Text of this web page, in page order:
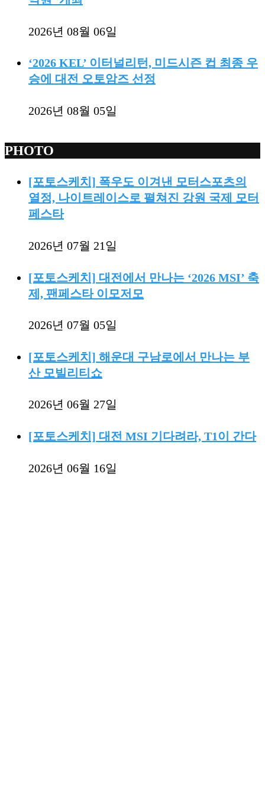
2026년 08월 06일
‘2026 KEL’ 이터널리턴, 미드시즌 컵 최종 우
승에 대전 오토암즈 선정
2026년 08월 05일
PHOTO
[포토스케치] 폭우도 이겨낸 모터스포츠의
열정, 나이트레이스로 펼쳐진 강원 국제 모터
페스타
2026년 07월 21일
[포토스케치] 대전에서 만나는 ‘2026 MSI’ 축
제, 팬페스타 이모저모
2026년 07월 05일
[포토스케치] 해운대 구남로에서 만나는 부
산 모빌리티쇼
2026년 06월 27일
[포토스케치] 대전 MSI 기다려라, T1이 간다
2026년 06월 16일